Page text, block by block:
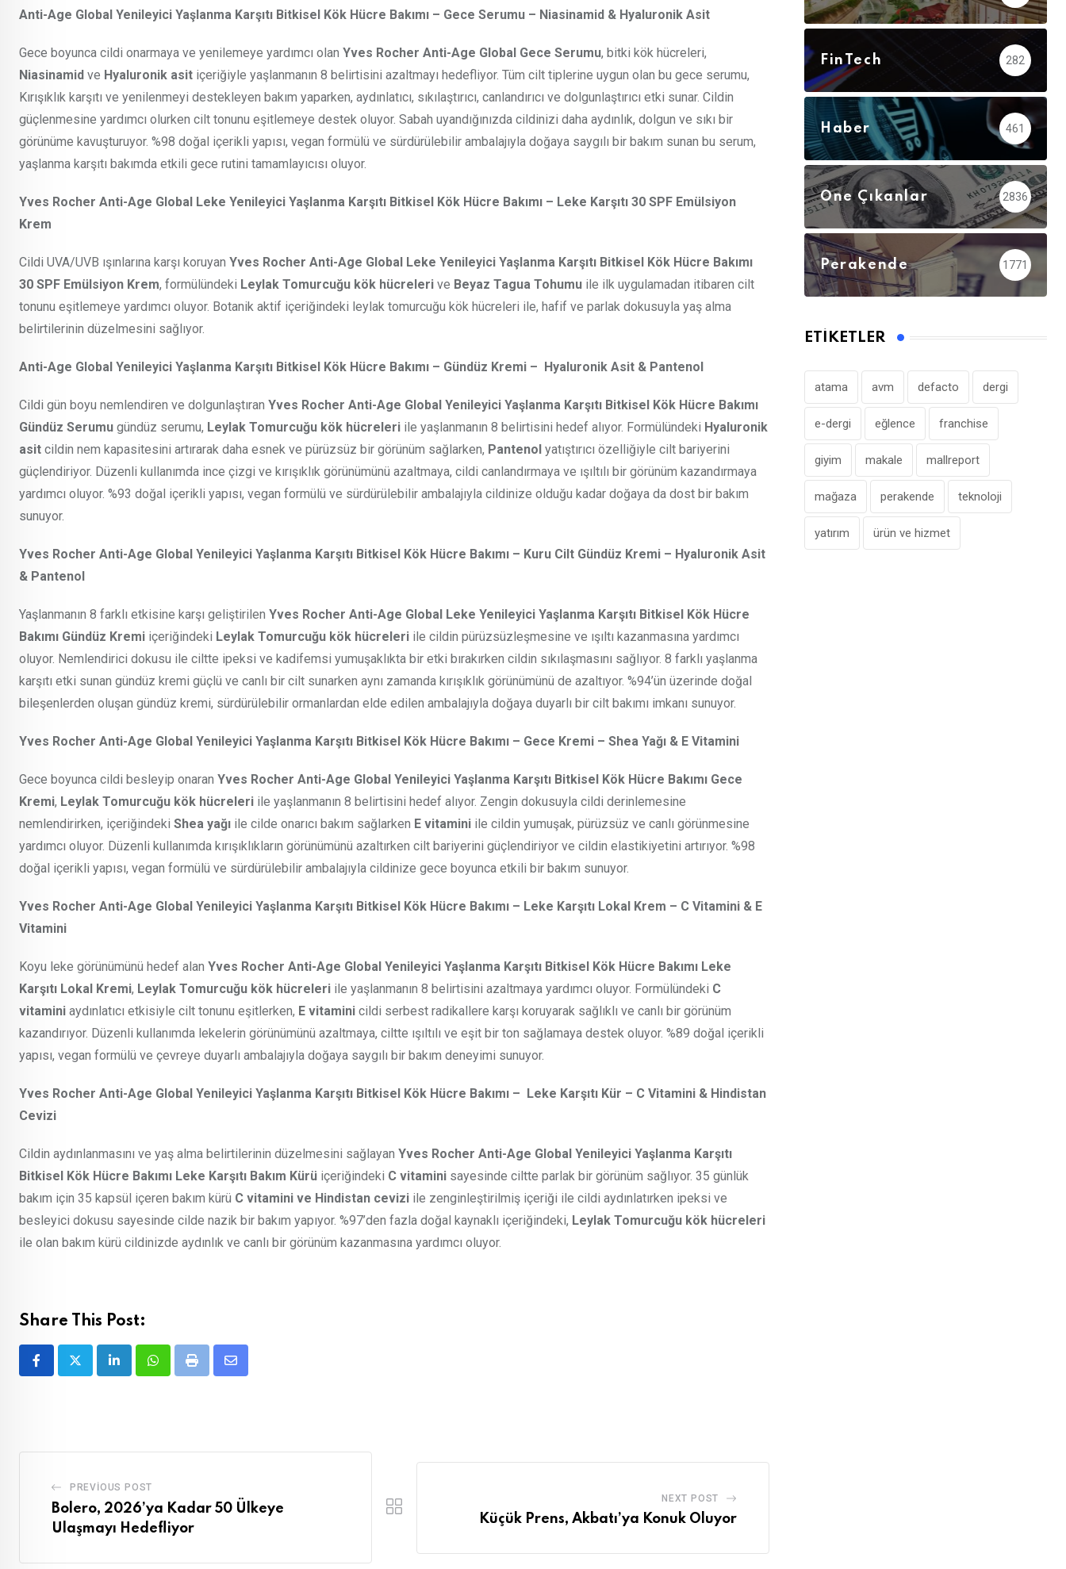
Anti-Age Global Yenileyici Yaşlanma Karşıtı Bitkisel Kök Hücre Bakımı – Gece Serumu – Niasinamid & Hyaluronik Asit
Gece boyunca cildi onarmaya ve yenilemeye yardımcı olan Yves Rocher Anti-Age Global Gece Serumu, bitki kök hücreleri,
Niasinamid ve Hyaluronik asit içeriğiyle yaşlanmanın 8 belirtisini azaltmayı hedefliyor. Tüm cilt tiplerine uygun olan bu gece serumu,
Kırışıklık karşıtı ve yenilenmeyi destekleyen bakım yaparken, aydınlatıcı, sıkılaştırıcı, canlandırıcı ve dolgunlaştırıcı etki sunar. Cildin
güçlenmesine yardımcı olurken cilt tonunu eşitlemeye destek oluyor. Sabah uyandığınızda cildinizi daha aydınlık, dolgun ve sıkı bir
görünüme kavuşturuyor. %98 doğal içerikli yapısı, vegan formülü ve sürdürülebilir ambalajıyla doğaya saygılı bir bakım sunan bu serum,
yaşlanma karşıtı bakımda etkili gece rutini tamamlayıcısı oluyor.
Yves Rocher Anti-Age Global Leke Yenileyici Yaşlanma Karşıtı Bitkisel Kök Hücre Bakımı – Leke Karşıtı 30 SPF Emülsiyon
Krem
Cildi UVA/UVB ışınlarına karşı koruyan Yves Rocher Anti-Age Global Leke Yenileyici Yaşlanma Karşıtı Bitkisel Kök Hücre Bakımı
30 SPF Emülsiyon Krem, formülündeki Leylak Tomurcuğu kök hücreleri ve Beyaz Tagua Tohumu ile ilk uygulamadan itibaren cilt
tonunu eşitlemeye yardımcı oluyor. Botanik aktif içeriğindeki leylak tomurcuğu kök hücreleri ile, hafif ve parlak dokusuyla yaş alma
belirtilerinin düzelmesini sağlıyor.
Anti-Age Global Yenileyici Yaşlanma Karşıtı Bitkisel Kök Hücre Bakımı – Gündüz Kremi – Hyaluronik Asit & Pantenol
Cildi gün boyu nemlendiren ve dolgunlaştıran Yves Rocher Anti-Age Global Yenileyici Yaşlanma Karşıtı Bitkisel Kök Hücre Bakımı
Gündüz Serumu gündüz serumu, Leylak Tomurcuğu kök hücreleri ile yaşlanmanın 8 belirtisini hedef alıyor. Formülündeki Hyaluronik
asit cildin nem kapasitesini artırarak daha esnek ve pürüzsüz bir görünüm sağlarken, Pantenol yatıştırıcı özelliğiyle cilt bariyerini
güçlendiriyor. Düzenli kullanımda ince çizgi ve kırışıklık görünümünü azaltmaya, cildi canlandırmaya ve ışıltılı bir görünüm kazandırmaya
yardımcı oluyor. %93 doğal içerikli yapısı, vegan formülü ve sürdürülebilir ambalajıyla cildinize olduğu kadar doğaya da dost bir bakım
sunuyor.
Yves Rocher Anti-Age Global Yenileyici Yaşlanma Karşıtı Bitkisel Kök Hücre Bakımı – Kuru Cilt Gündüz Kremi – Hyaluronik Asit
& Pantenol
Yaşlanmanın 8 farklı etkisine karşı geliştirilen Yves Rocher Anti-Age Global Leke Yenileyici Yaşlanma Karşıtı Bitkisel Kök Hücre
Bakımı Gündüz Kremi içeriğindeki Leylak Tomurcuğu kök hücreleri ile cildin pürüzsüzleşmesine ve ışıltı kazanmasına yardımcı
oluyor. Nemlendirici dokusu ile ciltte ipeksi ve kadifemsi yumuşaklıkta bir etki bırakırken cildin sıkılaşmasını sağlıyor. 8 farklı yaşlanma
karşıtı etki sunan gündüz kremi güçlü ve canlı bir cilt sunarken aynı zamanda kırışıklık görünümünü de azaltıyor. %94’ün üzerinde doğal
bileşenlerden oluşan gündüz kremi, sürdürülebilir ormanlardan elde edilen ambalajıyla doğaya duyarlı bir cilt bakımı imkanı sunuyor.
Yves Rocher Anti-Age Global Yenileyici Yaşlanma Karşıtı Bitkisel Kök Hücre Bakımı – Gece Kremi – Shea Yağı & E Vitamini
Gece boyunca cildi besleyip onaran Yves Rocher Anti-Age Global Yenileyici Yaşlanma Karşıtı Bitkisel Kök Hücre Bakımı Gece
Kremi, Leylak Tomurcuğu kök hücreleri ile yaşlanmanın 8 belirtisini hedef alıyor. Zengin dokusuyla cildi derinlemesine
nemlendirirken, içeriğindeki Shea yağı ile cilde onarıcı bakım sağlarken E vitamini ile cildin yumuşak, pürüzsüz ve canlı görünmesine
yardımcı oluyor. Düzenli kullanımda kırışıklıkların görünümünü azaltırken cilt bariyerini güçlendiriyor ve cildin elastikiyetini artırıyor. %98
doğal içerikli yapısı, vegan formülü ve sürdürülebilir ambalajıyla cildinize gece boyunca etkili bir bakım sunuyor.
Yves Rocher Anti-Age Global Yenileyici Yaşlanma Karşıtı Bitkisel Kök Hücre Bakımı – Leke Karşıtı Lokal Krem – C Vitamini & E
Vitamini
Koyu leke görünümünü hedef alan Yves Rocher Anti-Age Global Yenileyici Yaşlanma Karşıtı Bitkisel Kök Hücre Bakımı Leke
Karşıtı Lokal Kremi, Leylak Tomurcuğu kök hücreleri ile yaşlanmanın 8 belirtisini azaltmaya yardımcı oluyor. Formülündeki C
vitamini aydınlatıcı etkisiyle cilt tonunu eşitlerken, E vitamini cildi serbest radikallere karşı koruyarak sağlıklı ve canlı bir görünüm
kazandırıyor. Düzenli kullanımda lekelerin görünümünü azaltmaya, ciltte ışıltılı ve eşit bir ton sağlamaya destek oluyor. %89 doğal içerikli
yapısı, vegan formülü ve çevreye duyarlı ambalajıyla doğaya saygılı bir bakım deneyimi sunuyor.
Yves Rocher Anti-Age Global Yenileyici Yaşlanma Karşıtı Bitkisel Kök Hücre Bakımı – Leke Karşıtı Kür – C Vitamini & Hindistan
Cevizi
Cildin aydınlanmasını ve yaş alma belirtilerinin düzelmesini sağlayan Yves Rocher Anti-Age Global Yenileyici Yaşlanma Karşıtı
Bitkisel Kök Hücre Bakımı Leke Karşıtı Bakım Kürü içeriğindeki C vitamini sayesinde ciltte parlak bir görünüm sağlıyor. 35 günlük
bakım için 35 kapsül içeren bakım kürü C vitamini ve Hindistan cevizi ile zenginleştirilmiş içeriği ile cildi aydınlatırken ipeksi ve
besleyici dokusu sayesinde cilde nazik bir bakım yapıyor. %97’den fazla doğal kaynaklı içeriğindeki, Leylak Tomurcuğu kök hücreleri
ile olan bakım kürü cildinizde aydınlık ve canlı bir görünüm kazanmasına yardımcı oluyor.
Share This Post:
LinkedInWhatsappPrint
Share
PREVIOUS POST
Bolero, 2026’ya Kadar 50 Ülkeye
Ulaşmayı Hedefliyor
NEXT POST
Küçük Prens, Akbatı’ya Konuk Oluyor
FinTech 282
Haber 461
Öne Çıkanlar 2836
Perakende 1771
ETIKETLER
atama avm defacto dergi
e-dergi eğlence franchise
giyim makale mallreport
mağaza perakende teknoloji
yatırım ürün ve hizmet